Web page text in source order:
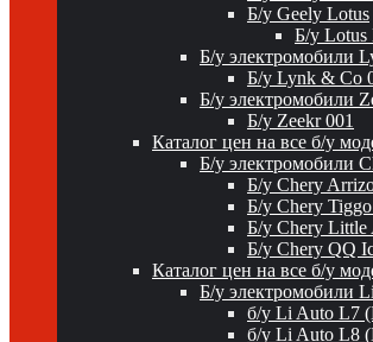
Б/у Geely Lotus
Б/у Lotus
Б/у электромобили
Б/у Lynk & Co
Б/у электромобили
Б/у Zeekr 001
Каталог цен на все б/у
Б/у электромобили
Б/у Chery
Б/у Chery
Б/у Chery Little
Б/у Chery QQ
Каталог цен на все б/у
Б/у электромобили
б/у Li Auto L7
б/у Li Auto L8